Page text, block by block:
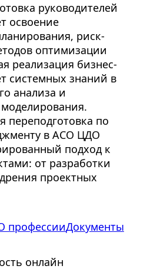
руководителей
освоение
риск-
оптимизации
реализация бизнес-
системных знаний в
анализа и
переподготовка по
в АСО ЦДО
подход к
от разработки
проектных
профессииДокументы
онлайн